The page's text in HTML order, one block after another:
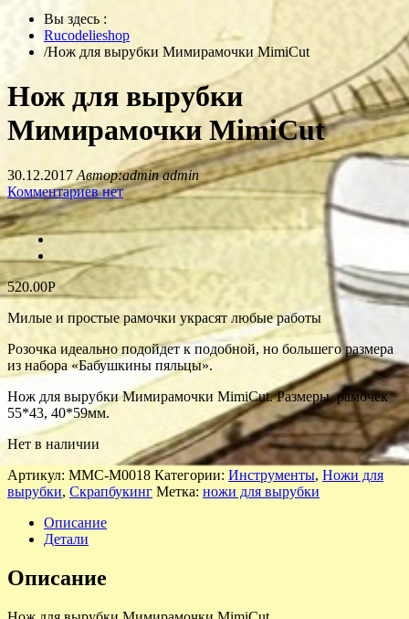
Вы здесь :
Rucodelieshop
/Нож для вырубки Мимирамочки MimiCut
Нож для вырубки
Мимирамочки MimiCut
30.12.2017 Автор:admin admin
Комментариев нет
520.00Р
Милые и простые рамочки украсят любые работы
Розочка идеально подойдет к подобной, но большего размера
из набора «Бабушкины пяльцы».
Нож для вырубки Мимирамочки MimiCut. Размеры рамочек
55*43, 40*59мм.
Нет в наличии
Артикул: ММС-M0018 Категории: Инструменты, Ножи для
вырубки, Скрапбукинг Метка: ножи для вырубки
Описание
Детали
Описание